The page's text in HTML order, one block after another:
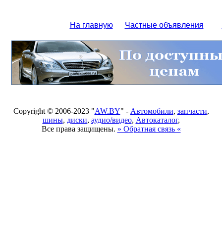
На главную Частные объявления
Copyright © 2006-2023 "AW.BY" - Автомобили, запчасти,
шины, диски, аудио/видео, Автокаталог,
Все права защищены. » Обратная связь «